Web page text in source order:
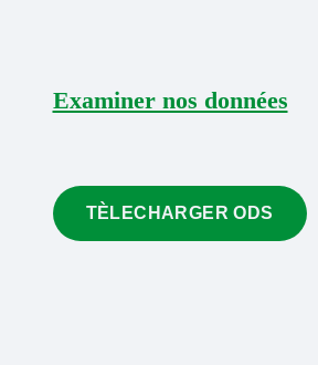
Examiner nos données
TÈLECHARGER ODS